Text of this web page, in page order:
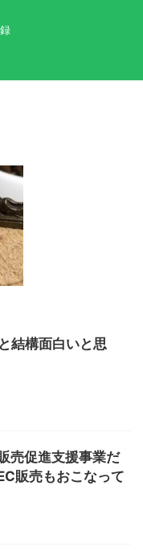
結構面白いと思
売促進支援事業だ
販売もおこなって